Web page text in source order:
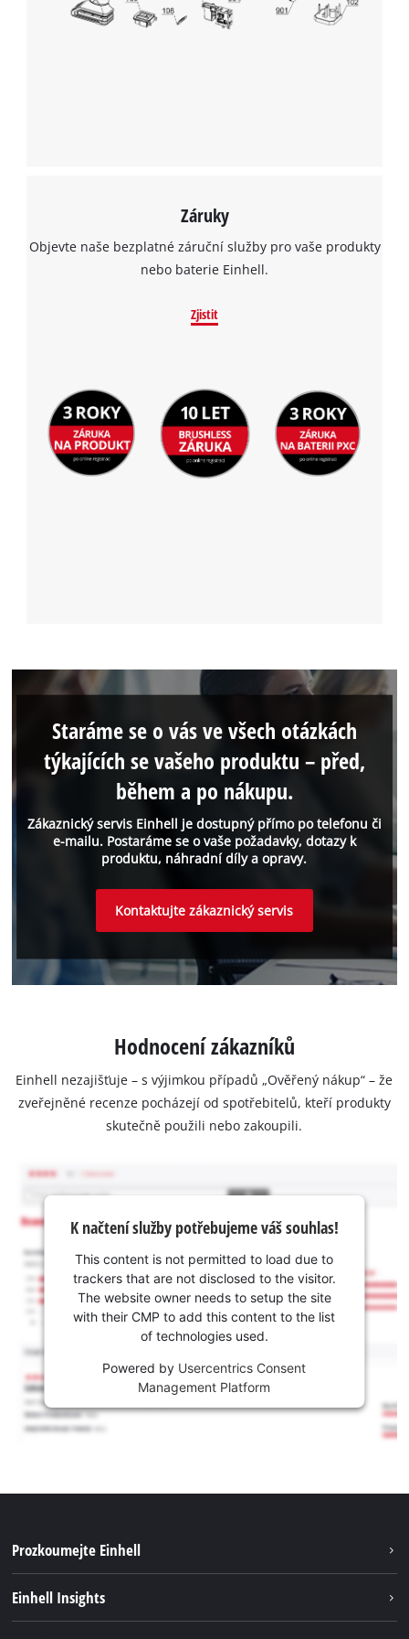
Záruky
Objevte naše bezplatné záruční služby pro vaše produkty
nebo baterie Einhell.
Zjistit
Zákaznický servis Einhell je dostupný přímo po telefonu či
e-mailu. Postaráme se o vaše požadavky, dotazy k
produktu, náhradní díly a opravy.
Staráme se o vás ve všech otázkách
týkajících se vašeho produktu – před,
během a po nákupu.
Kontaktujte zákaznický servis
Hodnocení zákazníků
Einhell nezajišťuje – s výjimkou případů „Ověřený nákup“ – že
zveřejněné recenze pocházejí od spotřebitelů, kteří produkty
skutečně použili nebo zakoupili.
K načtení služby potřebujeme váš souhlas!
This content is not permitted to load due to
trackers that are not disclosed to the visitor.
The website owner needs to setup the site
with their CMP to add this content to the list
of technologies used.
Powered by Usercentrics Consent
Management Platform
Prozkoumejte Einhell
Einhell Insights